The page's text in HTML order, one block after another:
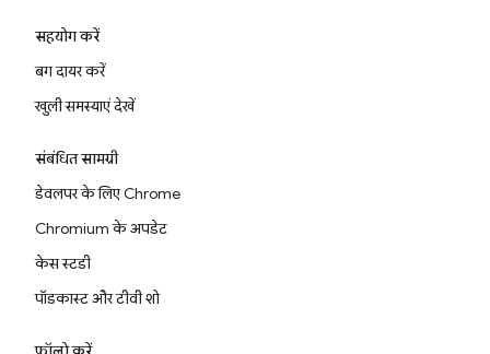
सहयोग करें
बग दायर करें
खुली समस्याएं देखें
संबंधित सामग्री
डेवलपर के लिए Chrome
Chromium के अपडेट
केस स्टडी
पॉडकास्ट और टीवी शो